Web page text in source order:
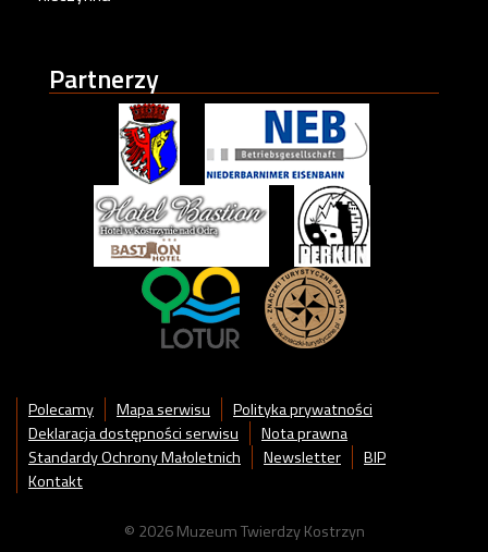
Partnerzy
Polecamy Mapa serwisu
Polityka prywatności
Deklaracja dostępności serwisu
Nota prawna
Standardy Ochrony Małoletnich
Newsletter
BIP
Kontakt
© 2026 Muzeum Twierdzy Kostrzyn